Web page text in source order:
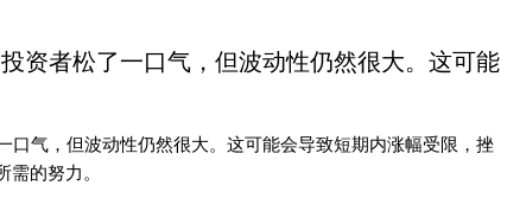
资者松了一口气，但波动性仍然很大。这可能
口气，但波动性仍然很大。这可能会导致短期内涨幅受限，挫
的努力。